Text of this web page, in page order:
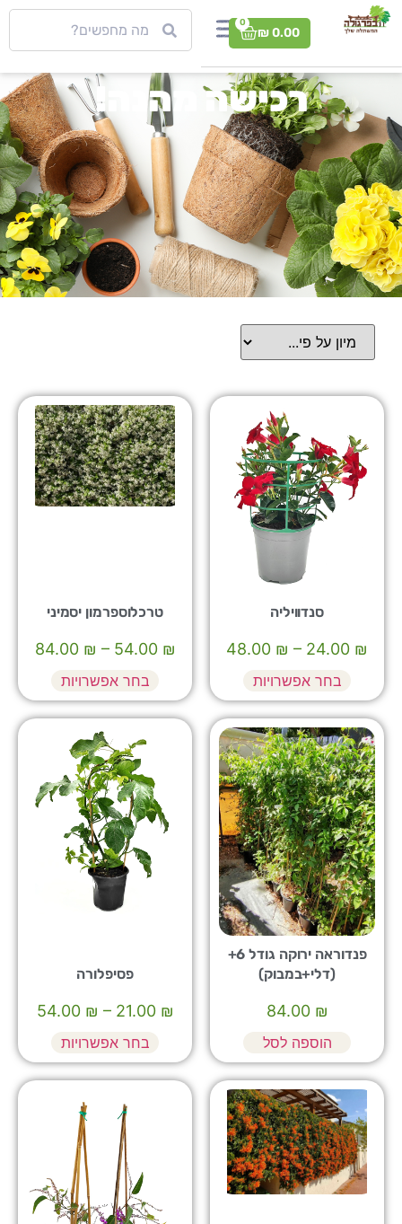
₪0.00
0
רכישה מהנה!
סנדוויליה
₪
–
₪
בחר אפשרויות
טרכלוספרמון יסמיני
₪
54.00
–
₪
84.00
בחר אפשרויות
פנדוראה ירוקה גודל 6+
(דלי+במבוק)
₪
84.00
הוספה לסל
פסיפלורה
₪
21.00
–
₪
54.00
בחר אפשרויות